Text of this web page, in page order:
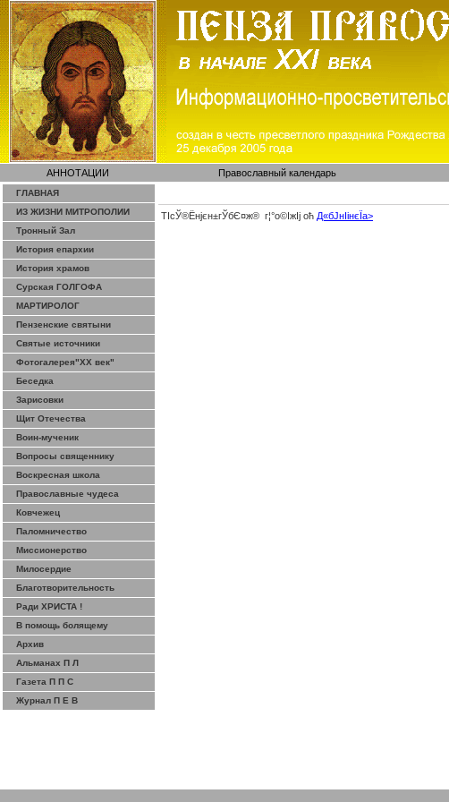
АННОТАЦИИ Православный календарь
ГЛАВНАЯ
ИЗ ЖИЗНИ МИТРОПОЛИИ
Тронный Зал
История епархии
История храмов
Сурская ГОЛГОФА
МАРТИРОЛОГ
Пензенские святыни
Святые источники
Фотогалерея"ХХ век"
Беседка
Зарисовки
Щит Отечества
Воин-мученик
Вопросы священнику
Воскресная школа
Православные чудеса
Ковчежец
Паломничество
Миссионерство
Милосердие
Благотворительность
Ради ХРИСТА !
В помощь болящему
Архив
Альманах П Л
Газета П П С
Журнал П Е В
ТІсЎ®Ёнјєн±­гЎ­бЄ¤ж® г¦°о©ІжІј оћ Д«бЈ­нІінєЇa>